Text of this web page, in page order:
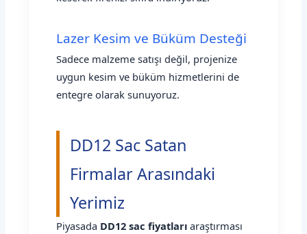
Lazer Kesim ve Büküm Desteği
Sadece malzeme satışı değil, projenize
uygun kesim ve büküm hizmetlerini de
entegre olarak sunuyoruz.
DD12 Sac Satan
Firmalar Arasındaki
Yerimiz
Piyasada DD12 sac fiyatları araştırması